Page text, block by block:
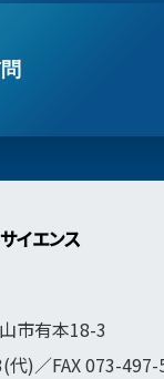
イエンス
市有本18-3
(代)／FAX 073-497-